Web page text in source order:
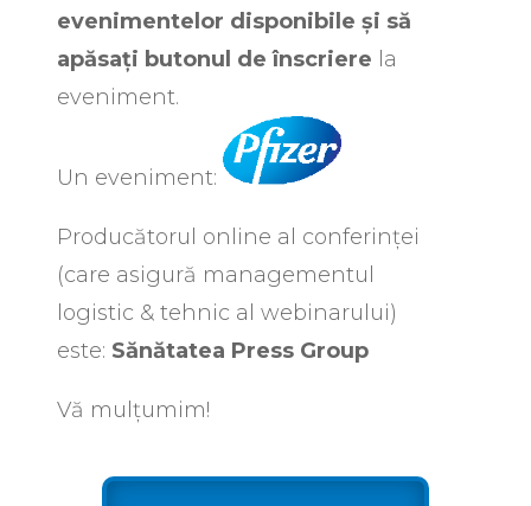
evenimentelor disponibile și să
apăsați butonul de înscriere la
eveniment.
Un eveniment:
Producătorul online al conferinței
(care asigură managementul
logistic & tehnic al webinarului)
este: Sănătatea Press Group
Vă mulțumim!